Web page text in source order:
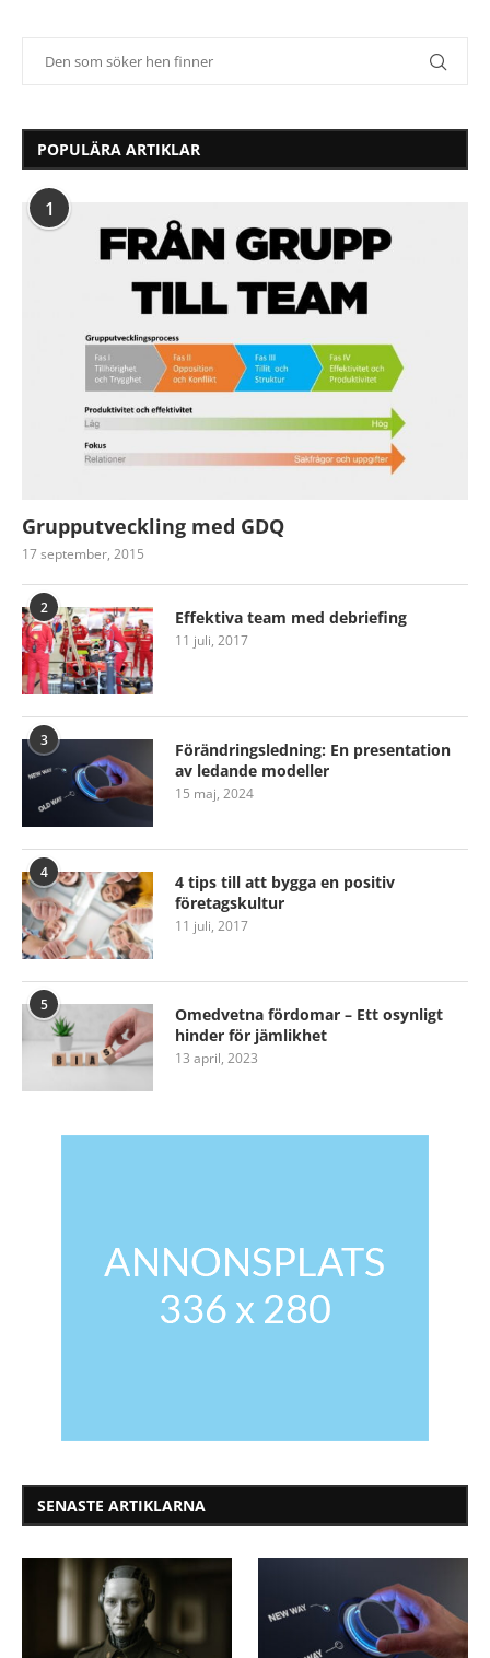
POPULÄRA ARTIKLAR
1
Grupputveckling med GDQ
17 september, 2015
2 Effektiva team med debriefing
11 juli, 2017
3
Förändringsledning: En presentation
av ledande modeller
15 maj, 2024
4
4 tips till att bygga en positiv
företagskultur
11 juli, 2017
5
Omedvetna fördomar – Ett osynligt
hinder för jämlikhet
13 april, 2023
SENASTE ARTIKLARNA